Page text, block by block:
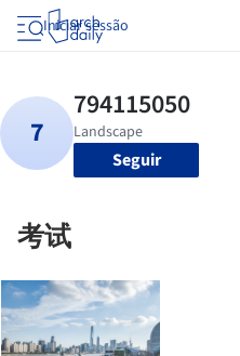
Iniciar sessão
Seguir
考试